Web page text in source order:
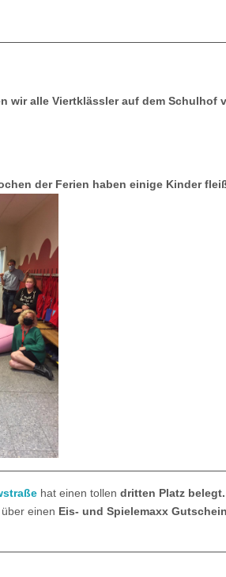
wir alle Viertklässler auf dem Schulhof
der Ferien haben einige Kinder
hat einen tollen dritten Platz belegt.
einen Eis- und Spielemaxx Gutschein